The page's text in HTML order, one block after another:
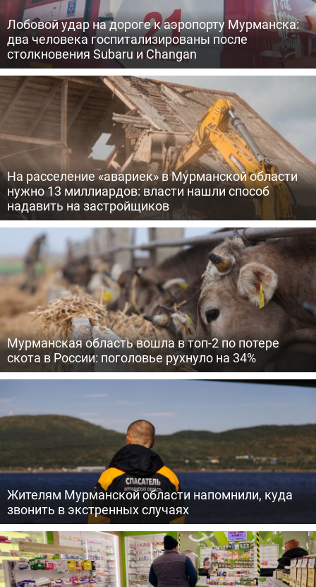
Лобовой удар на дороге к аэропорту Мурманска:
два человека госпитализированы после
столкновения Subaru и Changan
На расселение «авариек» в Мурманской области
нужно 13 миллиардов: власти нашли способ
надавить на застройщиков
Мурманская область вошла в топ-2 по потере
скота в России: поголовье рухнуло на 34%
Жителям Мурманской области напомнили, куда
звонить в экстренных случаях